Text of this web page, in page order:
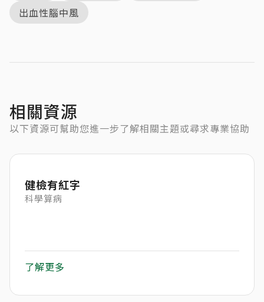
出血性腦中風
相關資源
以下資源可幫助您進一步了解相關主題或尋求專業協助
健檢有紅字
科學算病
了解更多